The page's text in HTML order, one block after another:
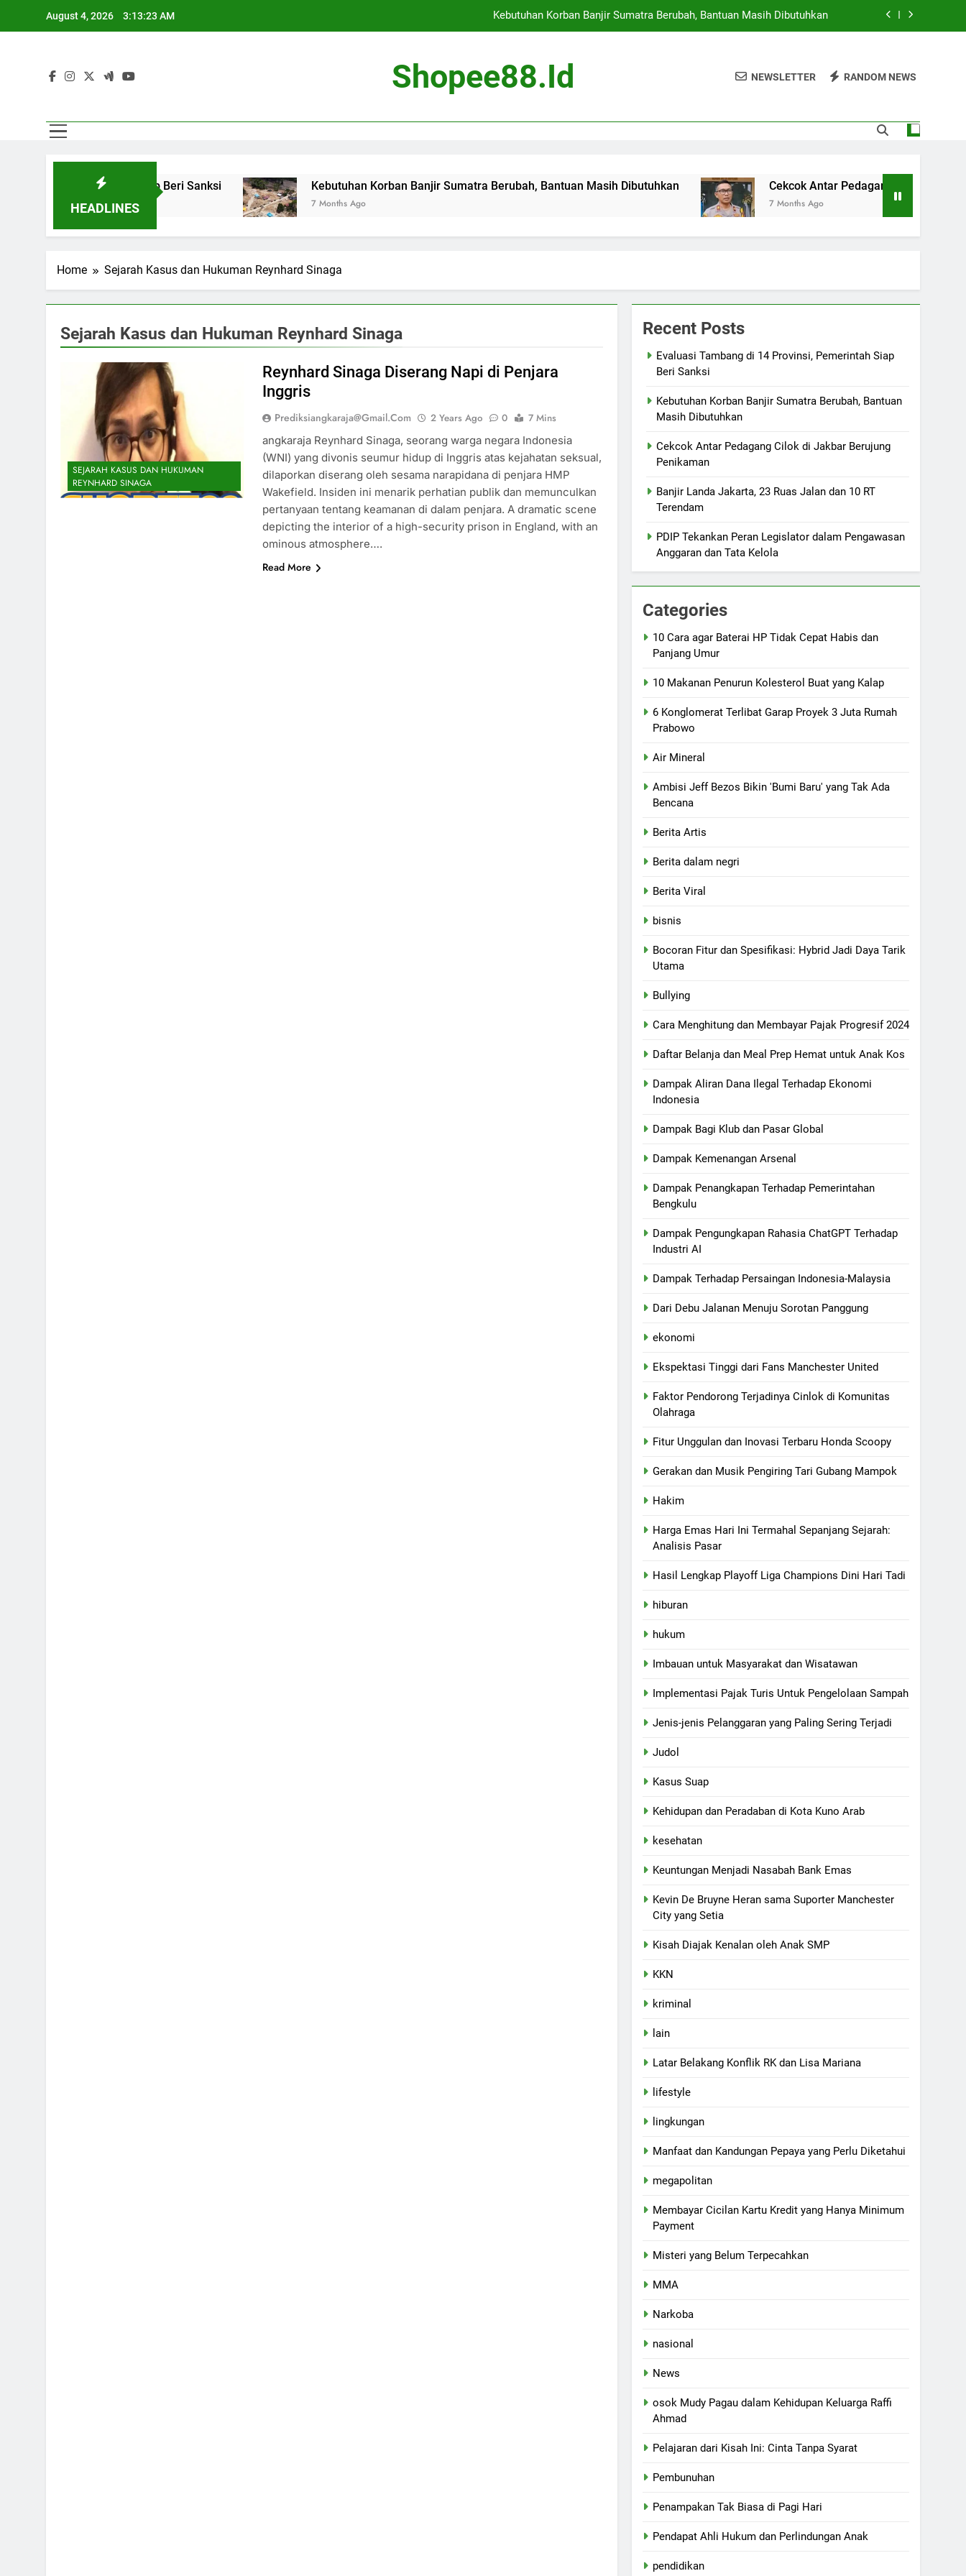
August 4, 2026 3:13:24 AM Kebutuhan Korban Banjir Sumatra Berubah, Bantuan Masih Dibutuhkan
Banjir Landa Jakarta, 23 Ruas Jalan dan 10 RT Terendam
Banjir Landa Jakarta, 23 Ruas Jalan dan 10 RT Terendam
Shopee88.id NEWSLETTER RANDOM NEWS
HEADLINES
Pemerintah Siap Beri Sanksi Kebutuhan Korban Banjir Sumatra Berubah, Bantuan Masih Dibutuhkan
7 Months Ago
Cekcok Antar Pedagang Cilok di Jakbar Berujung
7 Months Ago
Home Sejarah Kasus dan Hukuman Reynhard Sinaga
Sejarah Kasus dan Hukuman Reynhard Sinaga
SEJARAH KASUS DAN HUKUMAN
REYNHARD SINAGA
Reynhard Sinaga Diserang Napi di Penjara
Inggris
Prediksiangkaraja@gmail.com 2 Years Ago 0
7 Mins
angkaraja Reynhard Sinaga, seorang warga negara Indonesia
(WNI) yang divonis seumur hidup di Inggris atas kejahatan seksual,
dilaporkan diserang oleh sesama narapidana di penjara HMP
Wakefield. Insiden ini menarik perhatian publik dan memunculkan
pertanyaan tentang keamanan di dalam penjara. A dramatic scene
depicting the interior of a high-security prison in England, with an
ominous atmosphere….
Read More
Recent Posts
Evaluasi Tambang di 14 Provinsi, Pemerintah Siap
Beri Sanksi
Kebutuhan Korban Banjir Sumatra Berubah, Bantuan
Masih Dibutuhkan
Cekcok Antar Pedagang Cilok di Jakbar Berujung
Penikaman
Banjir Landa Jakarta, 23 Ruas Jalan dan 10 RT
Terendam
PDIP Tekankan Peran Legislator dalam Pengawasan
Anggaran dan Tata Kelola
Categories
10 Cara agar Baterai HP Tidak Cepat Habis dan
Panjang Umur
10 Makanan Penurun Kolesterol Buat yang Kalap
6 Konglomerat Terlibat Garap Proyek 3 Juta Rumah
Prabowo
Air Mineral
Ambisi Jeff Bezos Bikin 'Bumi Baru' yang Tak Ada
Bencana
Berita Artis
Berita dalam negri
Berita Viral
bisnis
Bocoran Fitur dan Spesifikasi: Hybrid Jadi Daya Tarik
Utama
Bullying
Cara Menghitung dan Membayar Pajak Progresif 2024
Daftar Belanja dan Meal Prep Hemat untuk Anak Kos
Dampak Aliran Dana Ilegal Terhadap Ekonomi
Indonesia
Dampak Bagi Klub dan Pasar Global
Dampak Kemenangan Arsenal
Dampak Penangkapan Terhadap Pemerintahan
Bengkulu
Dampak Pengungkapan Rahasia ChatGPT Terhadap
Industri AI
Dampak Terhadap Persaingan Indonesia-Malaysia
Dari Debu Jalanan Menuju Sorotan Panggung
ekonomi
Ekspektasi Tinggi dari Fans Manchester United
Faktor Pendorong Terjadinya Cinlok di Komunitas
Olahraga
Fitur Unggulan dan Inovasi Terbaru Honda Scoopy
Gerakan dan Musik Pengiring Tari Gubang Mampok
Hakim
Harga Emas Hari Ini Termahal Sepanjang Sejarah:
Analisis Pasar
Hasil Lengkap Playoff Liga Champions Dini Hari Tadi
hiburan
hukum
Imbauan untuk Masyarakat dan Wisatawan
Implementasi Pajak Turis Untuk Pengelolaan Sampah
Jenis-jenis Pelanggaran yang Paling Sering Terjadi
Judol
Kasus Suap
Kehidupan dan Peradaban di Kota Kuno Arab
kesehatan
Keuntungan Menjadi Nasabah Bank Emas
Kevin De Bruyne Heran sama Suporter Manchester
City yang Setia
Kisah Diajak Kenalan oleh Anak SMP
KKN
kriminal
lain
Latar Belakang Konflik RK dan Lisa Mariana
lifestyle
lingkungan
Manfaat dan Kandungan Pepaya yang Perlu Diketahui
megapolitan
Membayar Cicilan Kartu Kredit yang Hanya Minimum
Payment
Misteri yang Belum Terpecahkan
MMA
Narkoba
nasional
News
osok Mudy Pagau dalam Kehidupan Keluarga Raffi
Ahmad
Pelajaran dari Kisah Ini: Cinta Tanpa Syarat
Pembunuhan
Penampakan Tak Biasa di Pagi Hari
Pendapat Ahli Hukum dan Perlindungan Anak
pendidikan